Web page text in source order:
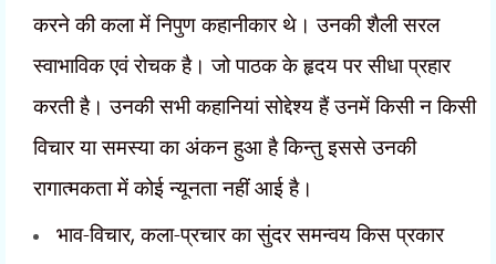
करने की कला में निपुण कहानीकार थे। उनकी शैली सरल
स्वाभाविक एवं रोचक है। जो पाठक के हृदय पर सीधा प्रहार
करती है। उनकी सभी कहानियां सोद्देश्य हैं उनमें किसी न किसी
विचार या समस्या का अंकन हुआ है किन्तु इससे उनकी
रागात्मकता में कोई न्यूनता नहीं आई है।
भाव-विचार,कला-प्रचार का सुंदर समन्वय किस प्रकार